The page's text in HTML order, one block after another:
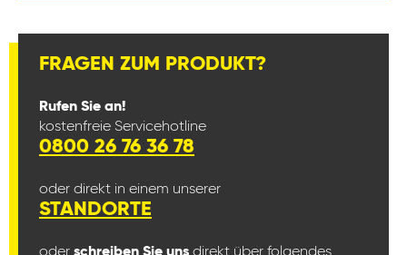
FRAGEN ZUM PRODUKT?
Rufen Sie an!
kostenfreie Servicehotline
0800 26 76 36 78
oder direkt in einem unserer
STANDORTE